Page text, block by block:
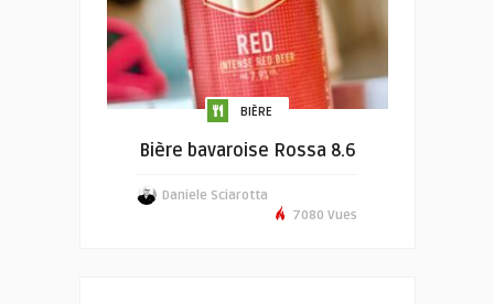
BIÈRE
Bière bavaroise Rossa 8.6
Daniele Sciarotta
7080 Vues